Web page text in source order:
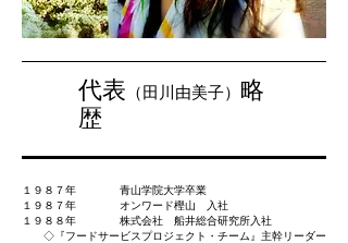
代表 （田川由美子） 略
歴
１９８７年 青山学院大学卒業
１９８７年 オンワード樫山 入社
１９８８年 株式会社 船井総合研究所入社
◇『フードサービスプロジェクト・チーム』主幹リーダー